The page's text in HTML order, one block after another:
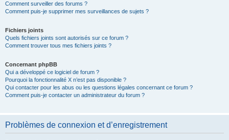
Comment surveiller des forums ?
Comment puis-je supprimer mes surveillances de sujets ?
Fichiers joints
Quels fichiers joints sont autorisés sur ce forum ?
Comment trouver tous mes fichiers joints ?
Concernant phpBB
Qui a développé ce logiciel de forum ?
Pourquoi la fonctionnalité X n’est pas disponible ?
Qui contacter pour les abus ou les questions légales concernant ce forum ?
Comment puis-je contacter un administrateur du forum ?
Problèmes de connexion et d’enregistrement